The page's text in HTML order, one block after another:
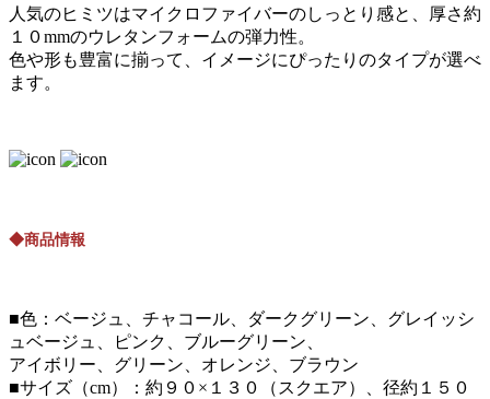
人気のヒミツはマイクロファイバーのしっとり感と、厚さ約
１０mmのウレタンフォームの弾力性。
色や形も豊富に揃って、イメージにぴったりのタイプが選べ
ます。
◆商品情報
■色：ベージュ、チャコール、ダークグリーン、グレイッシ
ュベージュ、ピンク、ブルーグリーン、
アイボリー、グリーン、オレンジ、ブラウン
■サイズ（cm）：約９０×１３０（スクエア）、径約１５０